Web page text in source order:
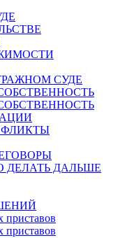
СУДЕ
ДЕЛАТЬ ДАЛЬШЕ
приставов
приставов